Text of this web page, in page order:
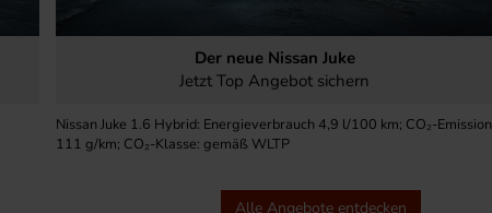
Aktuelle Angebote
Der neue Nissan Juke
Jetzt Top Angebot sichern
Nissan Juke 1.6 Hybrid: Energieverbrauch 4,9 l/100 km; CO₂-Emission
111 g/km; CO₂-Klasse: gemäß WLTP
Alle Angebote entdecken